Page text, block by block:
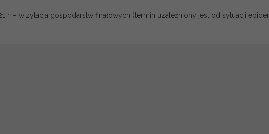
r. – wizytacja gospodarstw finałowych (termin uzależniony jest od sytuacji